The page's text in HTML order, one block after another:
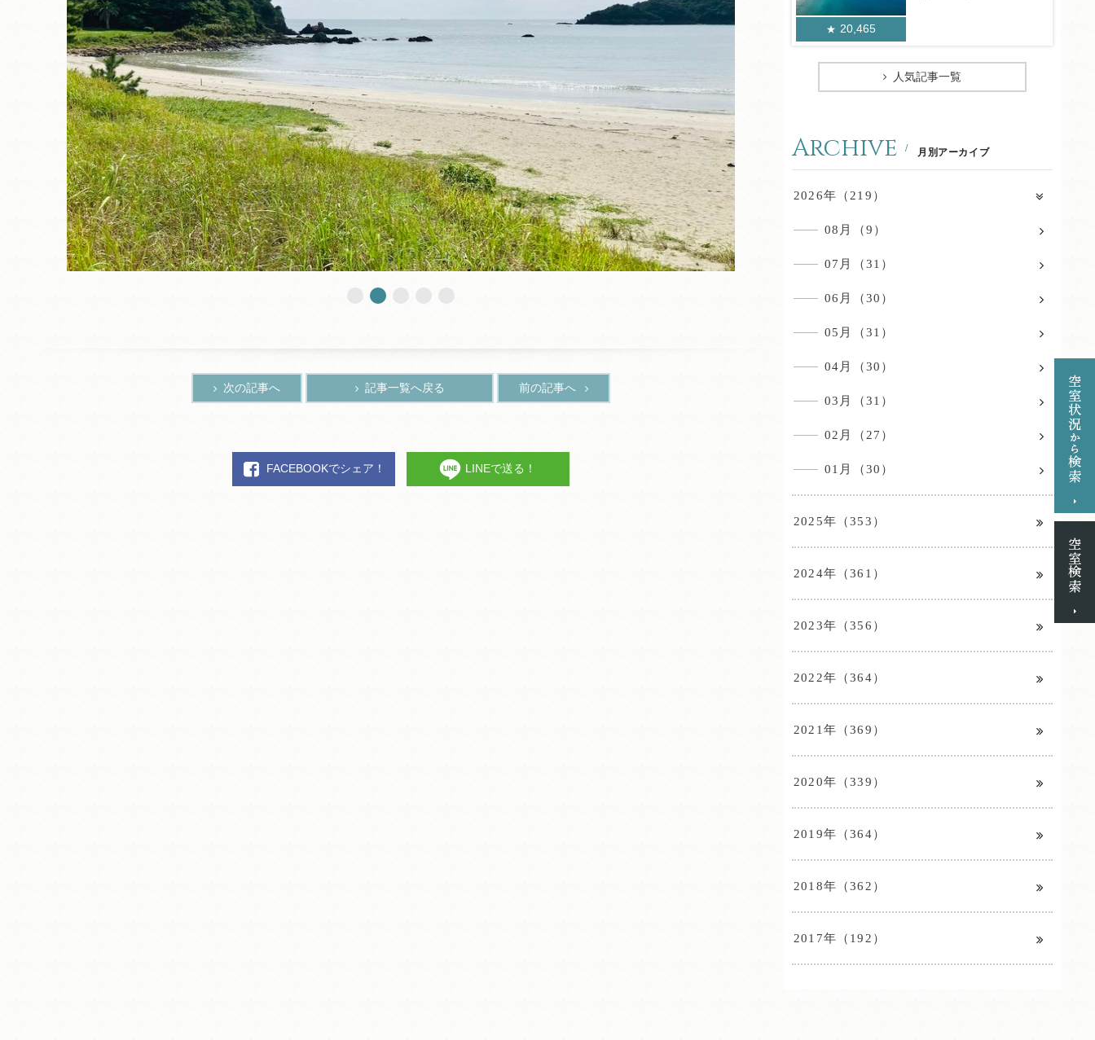
次の記事へ 記事一覧へ戻る 前の記事へ
FACEBOOKでシェア！ LINEで送る！
20,465
人気記事一覧
Archive 月別アーカイブ
2026年（219）
08月（9）
07月（31）
06月（30）
05月（31）
04月（30）
03月（31）
02月（27）
01月（30）
2025年（353）
2024年（361）
2023年（356）
2022年（364）
2021年（369）
2020年（339）
2019年（364）
2018年（362）
2017年（192）